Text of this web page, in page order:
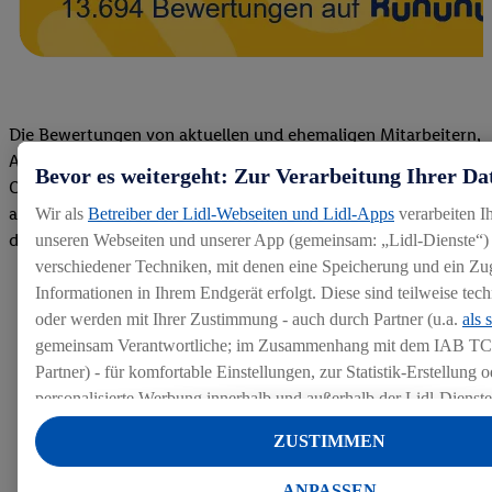
Die Bewertungen von aktuellen und ehemaligen Mitarbeitern,
Azubis und externen Bewerbern haben uns zu einer Top
Company gemacht. Wir freuen uns über unseren guten Score
auf dem Arbeitgeber-Bewertungsportal kununu.Hier geht's zu
den Bewertungen
Bevor es weitergeht: Zur Verarbeitung Ihrer
Wir als Betreiber der Lidl-Webseiten und Lidl-Apps verarbeiten
unseren Webseiten und unserer App (gemeinsam: „Lidl-
verschiedener Techniken, mit denen eine Speicherung und ein
Informationen in Ihrem Endgerät erfolgt. Diese sind teilweise
oder werden mit Ihrer Zustimmung - auch durch Partner (u.a. als
gemeinsam Verantwortliche; im Zusammenhang mit dem IAB
Partner) - für komfortable Einstellungen, zur Statistik-Erstellung
personalisierte Werbung innerhalb und außerhalb der Lidl-
Datenverarbeitungen für personalisierte Werbung werden
Werbung auszusteuern und um Dritten die Ausspielung von
ZUSTIMMEN